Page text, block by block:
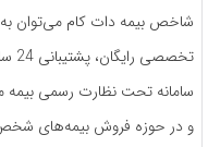
شاخص بیمه دات کام می‌توان به
سامانه تحت نظارت رسمی بیمه
و در حوزه فروش بیمه‌های شخص